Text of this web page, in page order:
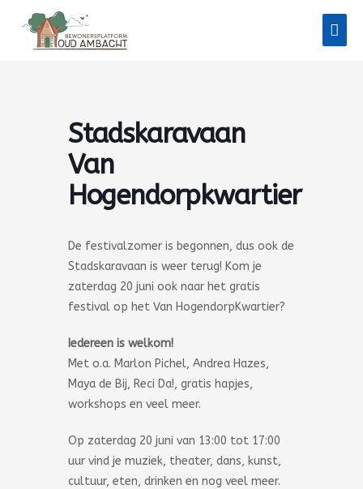
Stadskaravaan
Van
Hogendorpkwartier
De festivalzomer is begonnen, dus ook de
Stadskaravaan is weer terug! Kom je
zaterdag 20 juni ook naar het gratis
festival op het Van HogendorpKwartier?
Iedereen is welkom!
Met o.a. Marlon Pichel, Andrea Hazes,
Maya de Bij, Reci Da!, gratis hapjes,
workshops en veel meer.
Op zaterdag 20 juni van 13:00 tot 17:00
uur vind je muziek, theater, dans, kunst,
cultuur, eten, drinken en nog veel meer.